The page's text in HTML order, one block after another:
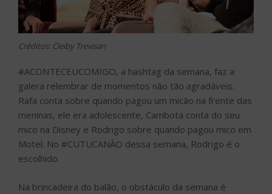
Créditos: Cleiby Trevisan
#ACONTECEUCOMIGO, a hashtag da semana, faz a
galera relembrar de momentos não tão agradáveis.
Rafa conta sobre quando pagou um micão na frente das
meninas, ele era adolescente, Cambota conta do seu
mico na Disney e Rodrigo sobre quando pagou mico em
Motel. No #CUTUCANÃO dessa semana, Rodrigo é o
escolhido.
Na brincadeira do balão, o obstáculo da semana é